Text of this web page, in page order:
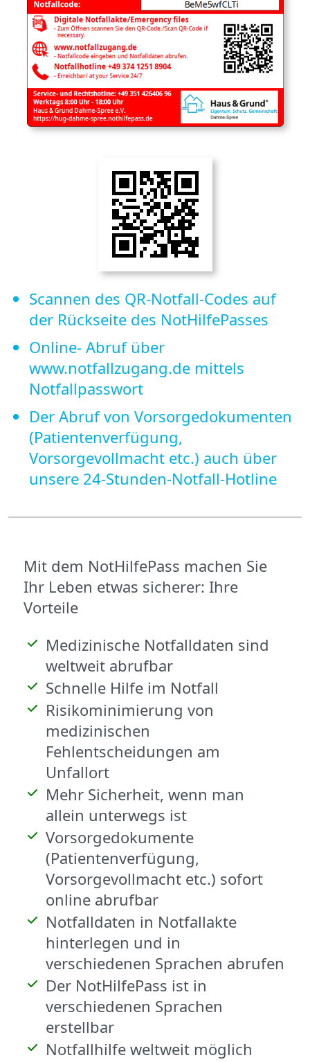
Scannen des QR-Notfall-Codes auf
der Rückseite des NotHilfePasses
Online- Abruf über
www.notfallzugang.de mittels
Notfallpasswort
Der Abruf von Vorsorgedokumenten
(Patientenverfügung,
Vorsorgevollmacht etc.) auch über
unsere 24-Stunden-Notfall-Hotline
Mit dem NotHilfePass machen Sie
Ihr Leben etwas sicherer: Ihre
Vorteile
Medizinische Notfalldaten sind
weltweit abrufbar
Schnelle Hilfe im Notfall
Risikominimierung von
medizinischen
Fehlentscheidungen am
Unfallort
Mehr Sicherheit, wenn man
allein unterwegs ist
Vorsorgedokumente
(Patientenverfügung,
Vorsorgevollmacht etc.) sofort
online abrufbar
Notfalldaten in Notfallakte
hinterlegen und in
verschiedenen Sprachen abrufen
Der NotHilfePass ist in
verschiedenen Sprachen
erstellbar
Notfallhilfe weltweit möglich